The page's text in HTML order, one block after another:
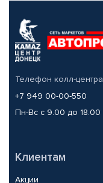
Телефон колл-центра
+7 949 00-00-550
Пн-Вс с 9.00 до 18.00
Клиентам
Акции